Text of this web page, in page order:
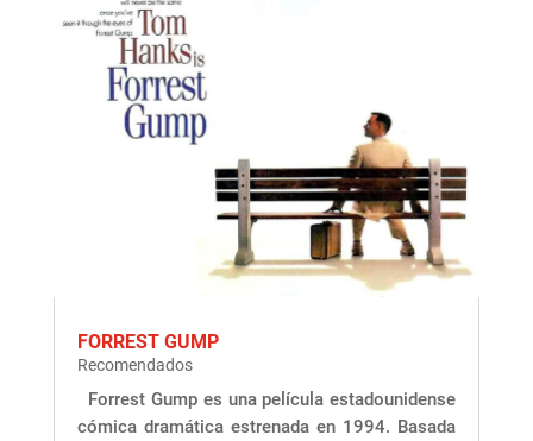
FORREST GUMP
Recomendados
Forrest Gump es una película estadounidense
cómica dramática estrenada en 1994. Basada